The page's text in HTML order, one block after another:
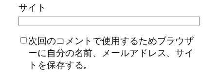
サイト
次回のコメントで使用するためブラウザ
ーに自分の名前、メールアドレス、サイ
トを保存する。